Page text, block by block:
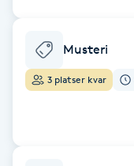
Föning Musteri
3 platser kvar